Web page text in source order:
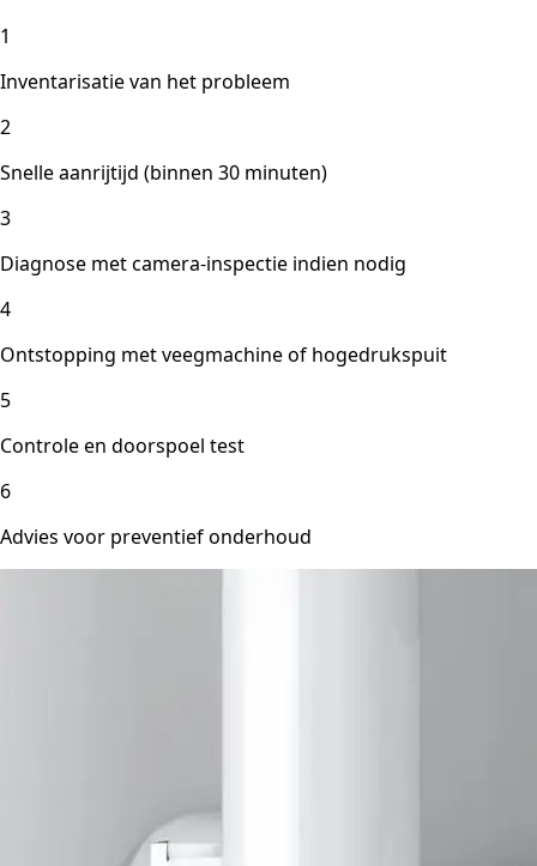
1
Inventarisatie van het probleem
2
Snelle aanrijtijd (binnen 30 minuten)
3
Diagnose met camera-inspectie indien nodig
4
Ontstopping met veegmachine of hogedrukspuit
5
Controle en doorspoel test
6
Advies voor preventief onderhoud